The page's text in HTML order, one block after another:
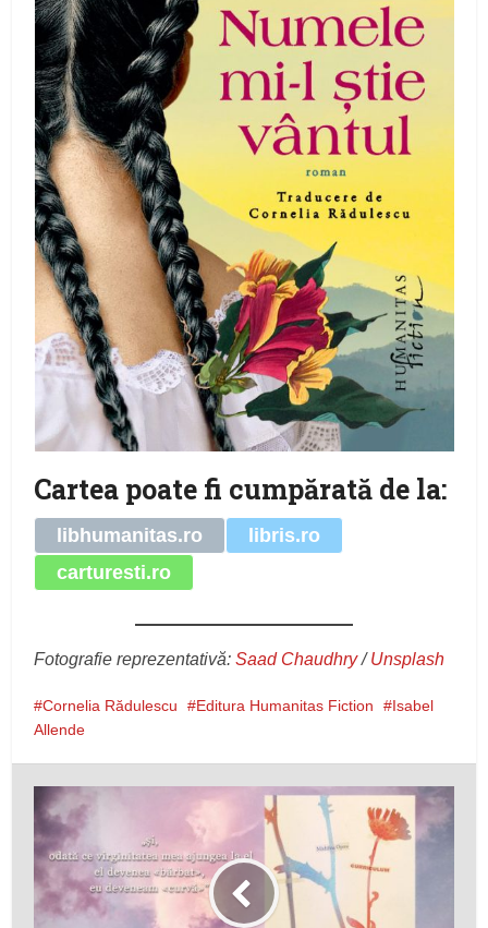
Cartea poate fi cumpărată de la:
libhumanitas.ro
libris.ro
carturesti.ro
Fotografie reprezentativă:Saad Chaudhry/Unsplash
Cornelia Rădulescu Editura Humanitas Fiction
Isabel
Allende